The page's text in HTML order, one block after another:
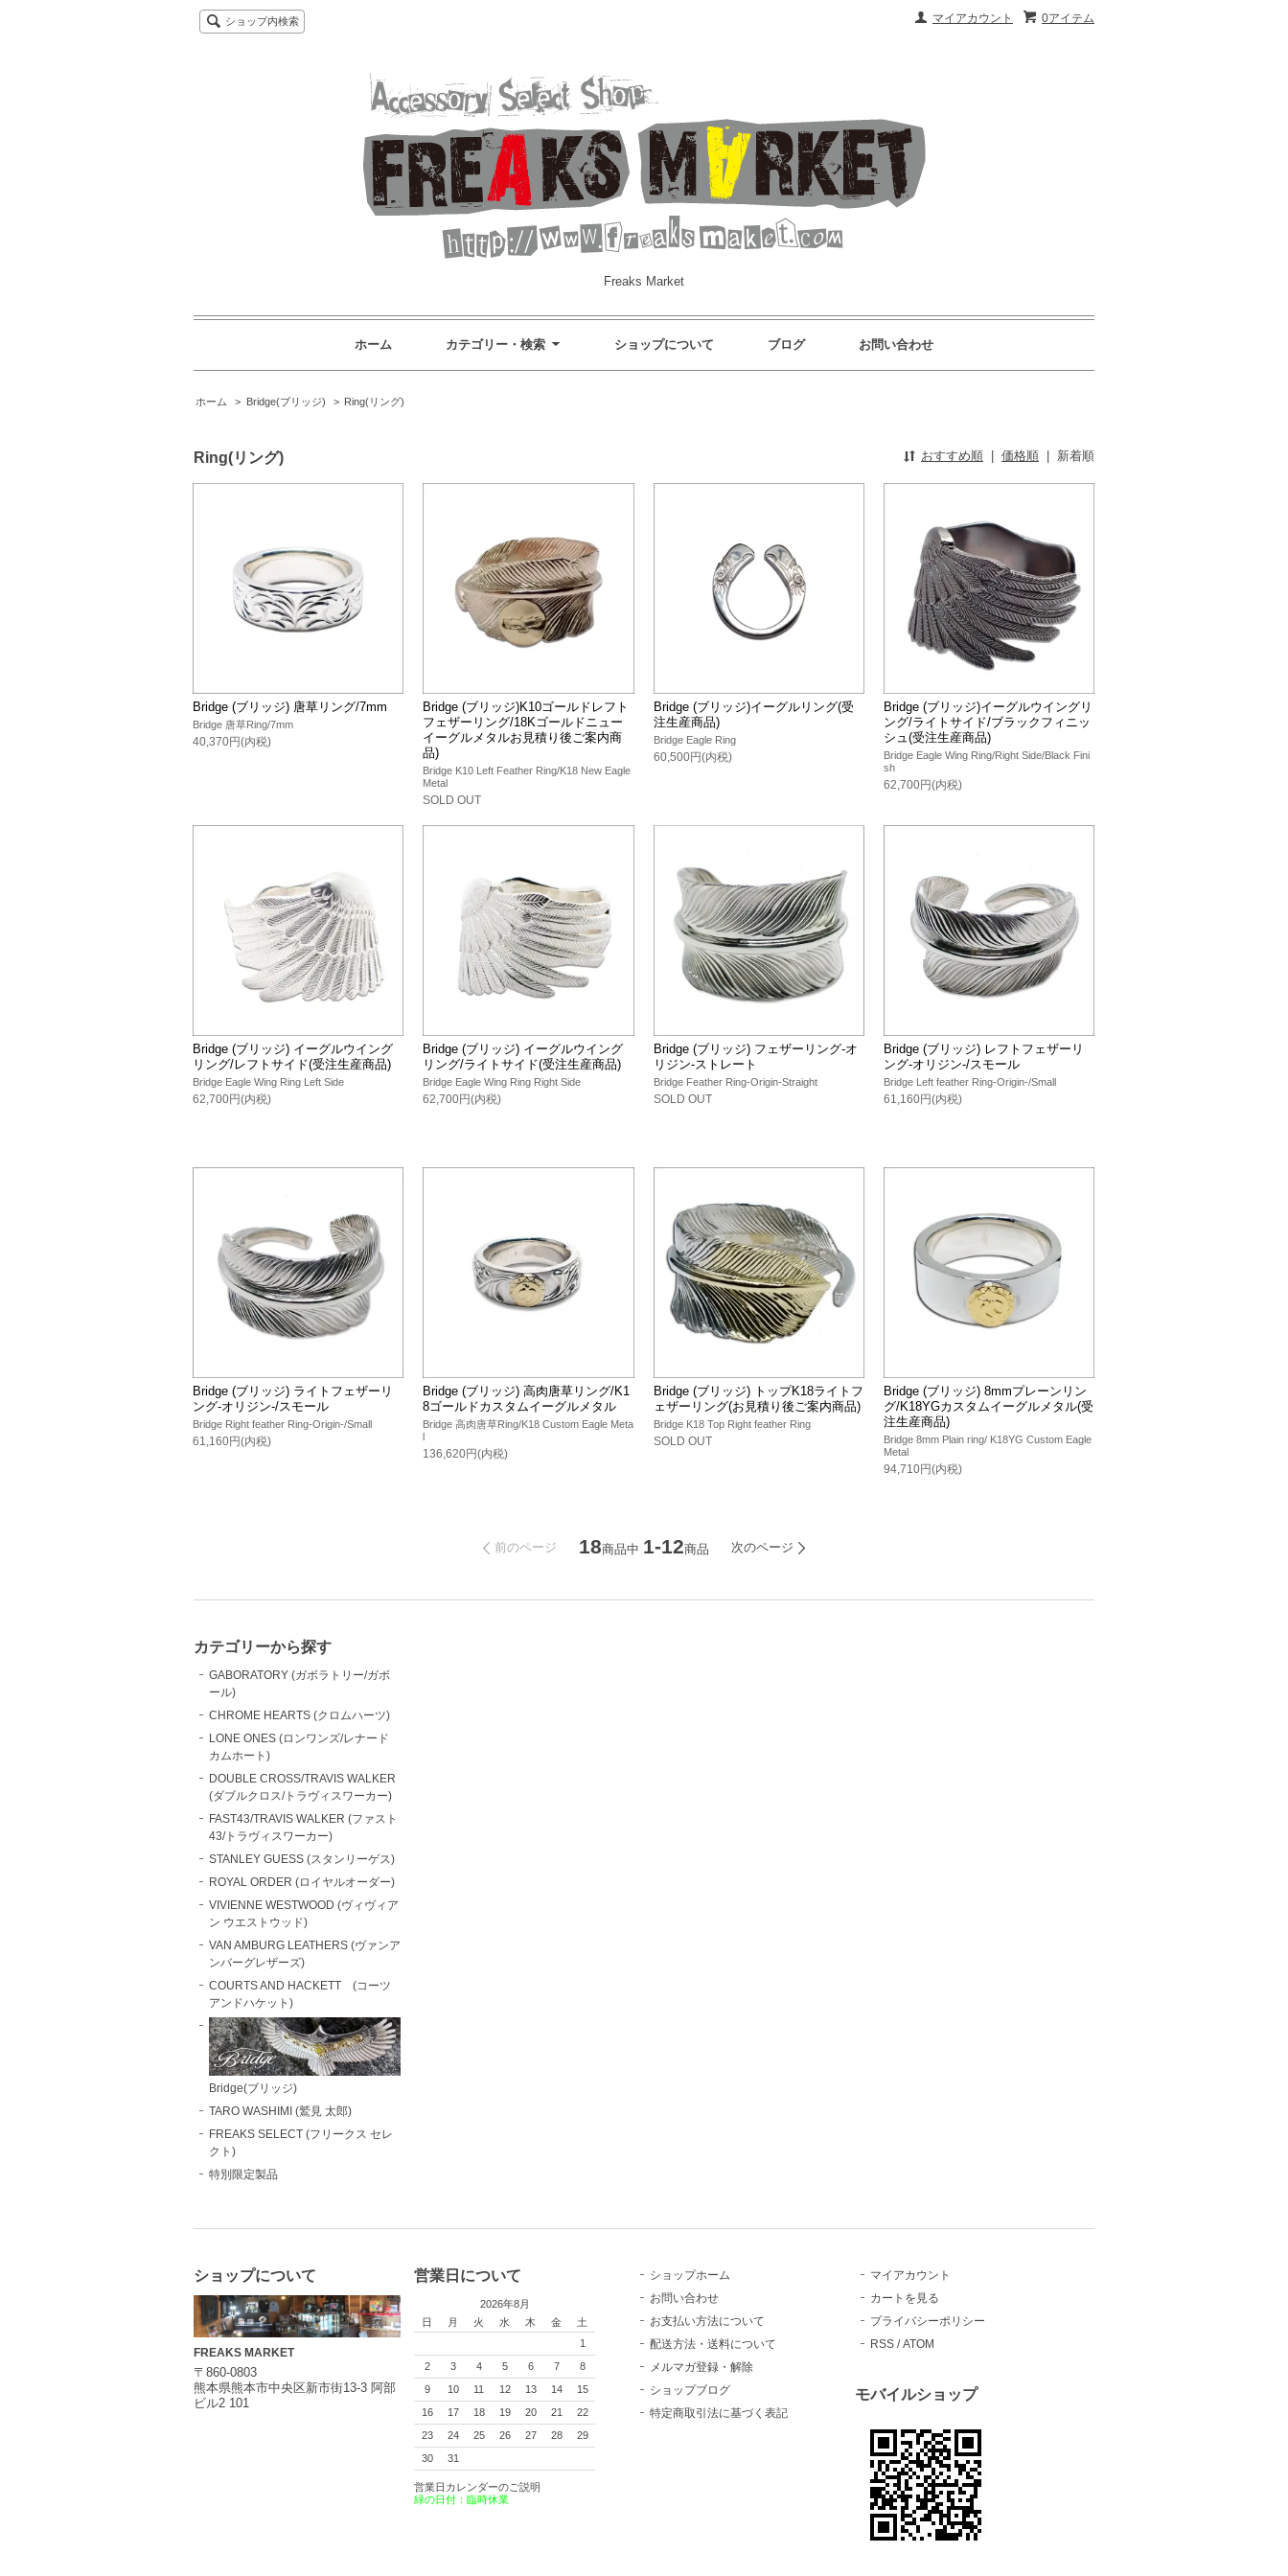
0アイテム
マイアカウント
ショップ内検索
Freaks Market
ホーム カテゴリー・検索 ショップについて ブログ お問い合わせ
ホーム > Bridge(ブリッジ) > Ring(リング)
Ring(リング) おすすめ順 | 価格順 | 新着順
Bridge (ブリッジ) 唐草リング/7mm
Bridge 唐草Ring/7mm
40,370円(内税)
Bridge (ブリッジ)K10ゴールドレフト
フェザーリング/18Kゴールドニュー
イーグルメタルお見積り後ご案内商
品)
Bridge K10 Left Feather Ring/K18 New Eagle
Metal
SOLD OUT
Bridge (ブリッジ)イーグルリング(受
注生産商品)
Bridge Eagle Ring
60,500円(内税)
Bridge (ブリッジ)イーグルウイングリ
ング/ライトサイド/ブラックフィニッ
シュ(受注生産商品)
Bridge Eagle Wing Ring/Right Side/Black Fini
sh
62,700円(内税)
Bridge (ブリッジ) イーグルウイング
リング/レフトサイド(受注生産商品)
Bridge Eagle Wing Ring Left Side
62,700円(内税)
Bridge (ブリッジ) イーグルウイング
リング/ライトサイド(受注生産商品)
Bridge Eagle Wing Ring Right Side
62,700円(内税)
Bridge (ブリッジ) フェザーリング-オ
リジン-ストレート
Bridge Feather Ring-Origin-Straight
SOLD OUT
Bridge (ブリッジ) レフトフェザーリ
ング-オリジン-/スモール
Bridge Left feather Ring-Origin-/Small
61,160円(内税)
Bridge (ブリッジ) ライトフェザーリ
ング-オリジン-/スモール
Bridge Right feather Ring-Origin-/Small
61,160円(内税)
Bridge (ブリッジ) 高肉唐草リング/K1
8ゴールドカスタムイーグルメタル
Bridge 高肉唐草Ring/K18 Custom Eagle Meta
l
136,620円(内税)
Bridge (ブリッジ) トップK18ライトフ
ェザーリング(お見積り後ご案内商品)
Bridge K18 Top Right feather Ring
SOLD OUT
Bridge (ブリッジ) 8mmプレーンリン
グ/K18YGカスタムイーグルメタル(受
注生産商品)
Bridge 8mm Plain ring/ K18YG Custom Eagle
Metal
94,710円(内税)
前のページ 18商品中 1-12商品 次のページ
カテゴリーから探す
GABORATORY (ガボラトリー/ガボ
ール)
CHROME HEARTS (クロムハーツ)
LONE ONES (ロンワンズ/レナード
カムホート)
DOUBLE CROSS/TRAVIS WALKER
(ダブルクロス/トラヴィスワーカー)
FAST43/TRAVIS WALKER (ファスト
43/トラヴィスワーカー)
STANLEY GUESS (スタンリーゲス)
ROYAL ORDER (ロイヤルオーダー)
VIVIENNE WESTWOOD (ヴィヴィア
ン ウエストウッド)
VAN AMBURG LEATHERS (ヴァンア
ンバーグレザーズ)
COURTS AND HACKETT (コーツ
アンドハケット)
Bridge(ブリッジ)
TARO WASHIMI (鷲見 太郎)
FREAKS SELECT (フリークス セレ
クト)
特別限定製品
ショップについて
FREAKS MARKET
〒860-0803
熊本県熊本市中央区新市街13-3 阿部
ビル2 101
営業日について
2026年8月
日
月 火 水 木 金
土
1
2
3 4 5 6 7
8
9
10 11 12 13 14
15
16
17 18 19 20 21
22
23
24 25 26 27 28
29
30
31
営業日カレンダーのご説明
緑の日付：臨時休業
ショップホーム
お問い合わせ
お支払い方法について
配送方法・送料について
メルマガ登録・解除
ショップブログ
特定商取引法に基づく表記
マイアカウント
カートを見る
プライバシーポリシー
RSS /ATOM
モバイルショップ